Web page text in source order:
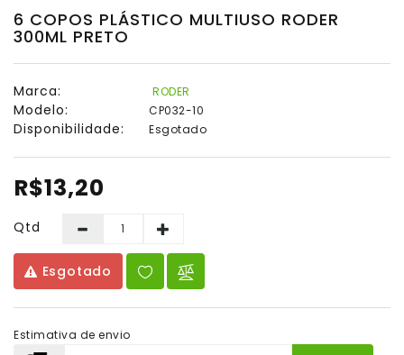
Espumante
Gin
Taças
6 COPOS PLÁSTICO MULTIUSO RODER
300ML PRETO
Marca: RODER
Modelo: CP032-10
Disponibilidade: Esgotado
R$13,20
Qtd
Esgotado
Estimativa de envio